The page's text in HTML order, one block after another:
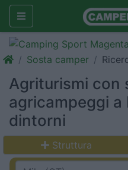
Sosta camper
Agriturismi con
agricampeggi a
dintorni
Struttura